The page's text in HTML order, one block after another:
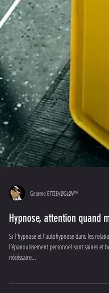
Gerøme ETTZEVØGLØV™
Hypnose, attention quand
nécéssaire...